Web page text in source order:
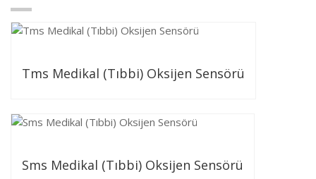
Tms Medikal (Tıbbi) Oksijen Sensörü
Sms Medikal (Tıbbi) Oksijen Sensörü